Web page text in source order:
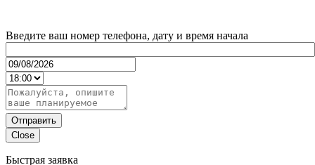
Введите ваш номер телефона, дату и время начала
Отправить
Close
Быстрая заявка